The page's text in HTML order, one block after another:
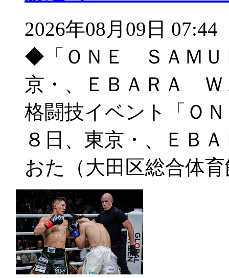
2026年08月09日 07:44
◆「ＯＮＥ ＳＡＭＵ
京・、ＥＢＡＲＡ
格闘技イベント「Ｏ
８日、東京・、ＥＢ
おた（大田区総合体